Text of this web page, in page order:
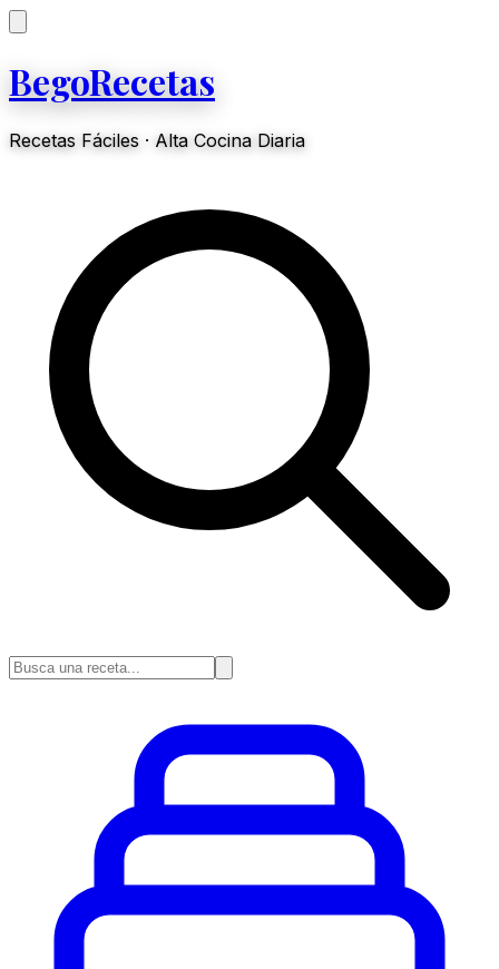
BegoRecetas
Recetas Fáciles · Alta Cocina Diaria